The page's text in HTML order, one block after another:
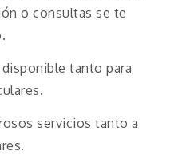
o consultas se te
tanto para
servicios tanto a